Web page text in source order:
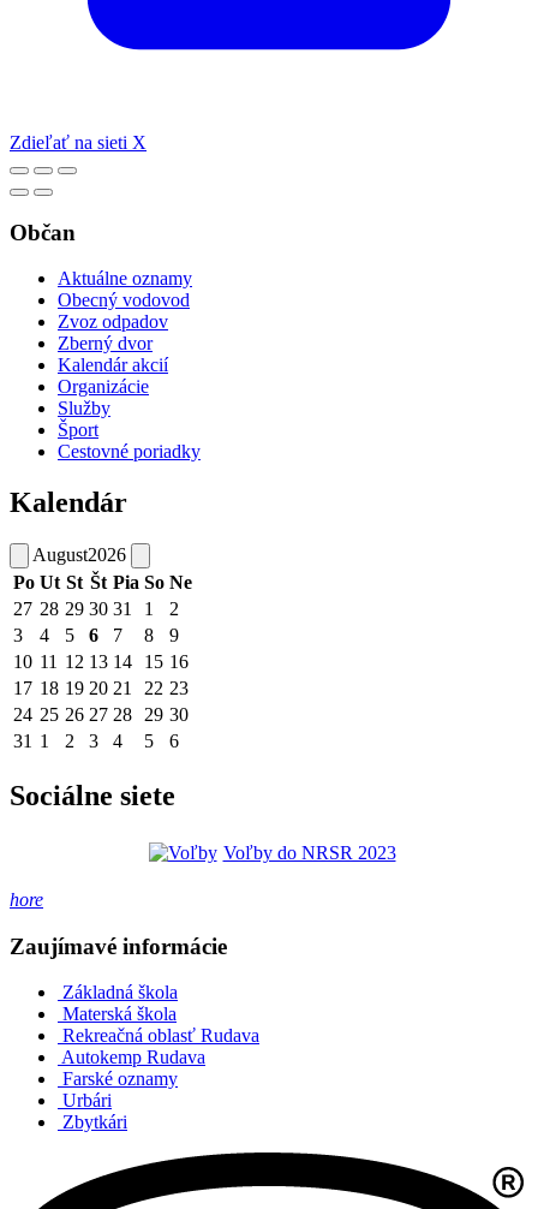
Zdieľať na sieti X
Občan
Aktuálne oznamy
Obecný vodovod
Zvoz odpadov
Zberný dvor
Kalendár akcií
Organizácie
Služby
Šport
Cestovné poriadky
Kalendár
August2026
Po Ut St Št Pia So Ne
27 28 29 30 31 1
2
3
4 5 6 7 8
9
10 11 12 13 14 15 16
17 18 19 20 21 22 23
24 25 26 27 28 29 30
31 1 2 3 4 5 6
Sociálne siete
Voľby do NRSR 2023
hore
Zaujímavé informácie
Základná škola
Materská škola
Rekreačná oblasť Rudava
Autokemp Rudava
Farské oznamy
Urbári
Zbytkári